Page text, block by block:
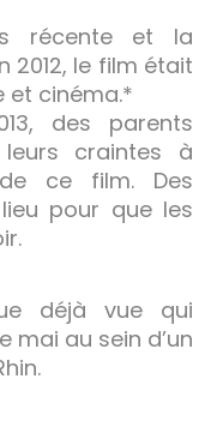
récente et la
2012, le film était
et cinéma.*
des parents
leurs craintes à
ce film. Des
pour que les
déjà vue qui
mai au sein d’un